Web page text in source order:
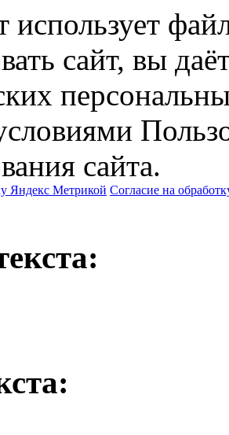
использует
сайт, вы
сайта.
Яндекс Метрикой Согласие на